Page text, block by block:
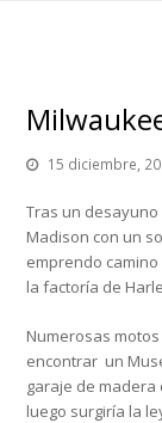
15 diciembre,
Tras un
Madison con un
emprendo
la factoría de
Numerosas
encontrar un
garaje de
luego surgiría la